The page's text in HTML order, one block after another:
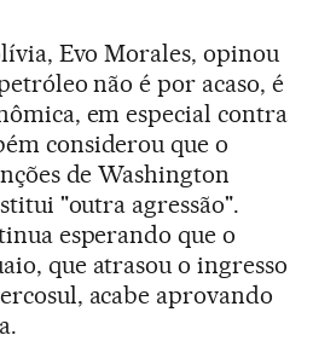
Evo Morales, opinou
não é por acaso, é
em especial contra
considerou que o
de Washington
"outra agressão".
esperando que o
que atrasou o ingresso
acabe aprovando